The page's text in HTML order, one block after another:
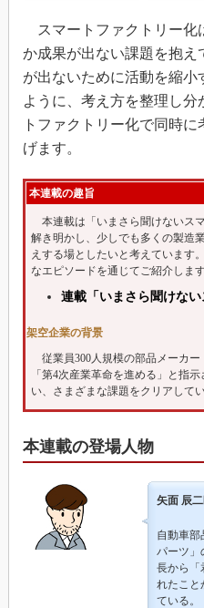
スマートファクトリー化
か成果が出ない課題を抱え
が出ないために活動を縮
ように、考え方を整理し
トファクトリー化で同時
げます。
本連載の趣旨
本連載は「いまさら聞けないス
解き明かし、少しでも多くの製造
えする場としたいと考えています
なエピソードを通じてご紹介します
連載「いまさら聞けな
架空企業の背景
従業員300人規模の部品メーカー
「第4次産業革命を進める」と指
い、さまざまな課題をクリアしてい
本連載の登場人物
矢面 辰
自動車部
パーツ」
長から「
れたこと
ている。